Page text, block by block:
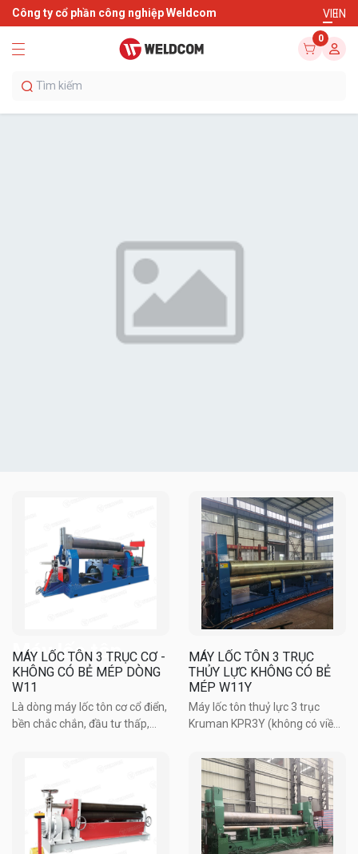
Công ty cổ phần công nghiệp Weldcom VIEN
0
Máy lốc tôn
MÁY LỐC TÔN 3 TRỤC CƠ -
KHÔNG CÓ BẺ MÉP DÒNG
W11
Là dòng máy lốc tôn cơ cổ điển,
bền chắc chắn, đầu tư thấp,
tiện dễ dàng. Máy có kết cấu 3
trục đồng bộ, ...
MÁY LỐC TÔN 3 TRỤC
THỦY LỰC KHÔNG CÓ BẺ
MÉP W11Y
Máy lốc tôn thuỷ lực 3 trục
Kruman KPR3Y (không có viền
công thép tấm và tấm mạ kẽm.
Máy có kết cấu vững chắc, dễ
dàng vận hành. Trục trên nâng
lên và thiết bị xoay ...